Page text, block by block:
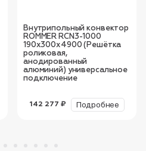
Внутрипольный конвектор
ROMMER RCN3-1000
190х300х4900 (Решётка
роликовая,
анодированный
алюминий) универсальное
подключение
142 277 ₽ Подробнее